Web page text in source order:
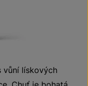
vůní lískových